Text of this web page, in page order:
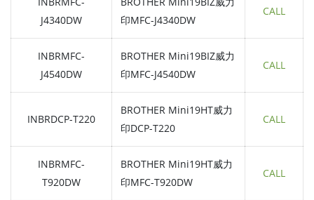
J4340DW
印MFC-J4340DW
CALL
INBRMFC-
J4540DW
BROTHER Mini19BIZ威力
印MFC-J4540DW
CALL
INBRDCP-T220
BROTHER Mini19HT威力
印DCP-T220
CALL
INBRMFC-
T920DW
BROTHER Mini19HT威力
印MFC-T920DW
CALL